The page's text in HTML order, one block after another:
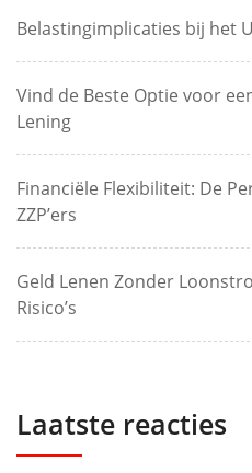
Belastingimplicaties bij het
Vind de Beste Optie voor
Lening
Financiële Flexibiliteit: De
ZZP’ers
Geld Lenen Zonder
Risico’s
Laatste reacties